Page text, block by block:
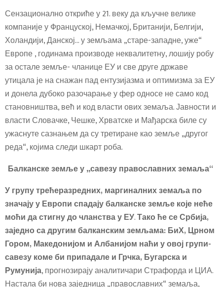
Сензационално откриће у 21. веку да кључне велике
компаније у Француској, Немачкој, Британији, Белгији,
Холандији, Данској… у земљама „старе-западне, уже“
Европе , годинама производе неквалитетну, лошију робу
за остале земље- чланице ЕУ и све друге државе
утицала је на снажан пад ентузијазма и оптимизма за ЕУ
и донела дубоко разочарање у фер односе не само код
становништва, већ и код власти ових земаља. Јавности и
власти Словачке, Чешке, Хрватске и Мађарска биле су
ужаснуте сазнањем да су третиране као земље „другог
реда“, којима следи шкарт роба.
Балканске земље у „савезу православних земаља“
У групу трећеразредних, маргиналних земаља по
значају у Европи спадају балканске земље које неће
моћи да стигну до чланства у ЕУ.Такоће се Србија,
заједно са другим балканским земљама:БиХ, Црном
Гором, Македонијом и Албанијом наћи уовој групи-
савезу коме би припадале и Грчка, Бугарска и
Румунија, прогнозирају аналитичари Страфорда и ЦИА.